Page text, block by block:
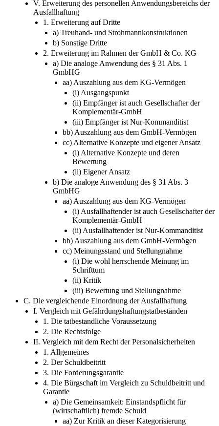
V. Erweiterung des personellen Anwendungsbereichs der
Ausfallhaftung
1. Erweiterung auf Dritte
a) Treuhand-​ und Strohmannkonstruktionen
b) Sonstige Dritte
2. Erweiterung im Rahmen der GmbH & Co. KG
a) Die analoge Anwendung des § 31 Abs. 1
GmbHG
aa) Auszahlung aus dem KG-​Vermögen
(i) Ausgangspunkt
(ii) Empfänger ist auch Gesellschafter der
Komplementär-​GmbH
(iii) Empfänger ist Nur-​Kommanditist
bb) Auszahlung aus dem GmbH-​Vermögen
cc) Alternative Konzepte und eigener Ansatz
(i) Alternative Konzepte und deren
Bewertung
(ii) Eigener Ansatz
b) Die analoge Anwendung des § 31 Abs. 3
GmbHG
aa) Auszahlung aus dem KG-​Vermögen
(i) Ausfallhaftender ist auch Gesellschafter der
Komplementär-​GmbH
(ii) Ausfallhaftender ist Nur-​Kommanditist
bb) Auszahlung aus dem GmbH-​Vermögen
cc) Meinungsstand und Stellungnahme
(i) Die wohl herrschende Meinung im
Schrifttum
(ii) Kritik
(iii) Bewertung und Stellungnahme
C. Die vergleichende Einordnung der Ausfallhaftung
I. Vergleich mit Gefährdungshaftungstatbeständen
1. Die tatbestandliche Voraussetzung
2. Die Rechtsfolge
II. Vergleich mit dem Recht der Personalsicherheiten
1. Allgemeines
2. Der Schuldbeitritt
3. Die Forderungsgarantie
4. Die Bürgschaft im Vergleich zu Schuldbeitritt und
Garantie
a) Die Gemeinsamkeit: Einstandspflicht für
(wirtschaftlich) fremde Schuld
aa) Zur Kritik an dieser Kategorisierung